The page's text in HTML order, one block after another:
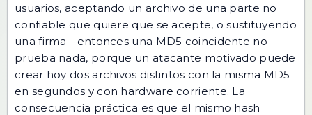
usuarios, aceptando un archivo de una parte no
confiable que quiere que se acepte, o sustituyendo
una firma - entonces una MD5 coincidente no
prueba nada, porque un atacante motivado puede
crear hoy dos archivos distintos con la misma MD5
en segundos y con hardware corriente. La
consecuencia práctica es que el mismo hash